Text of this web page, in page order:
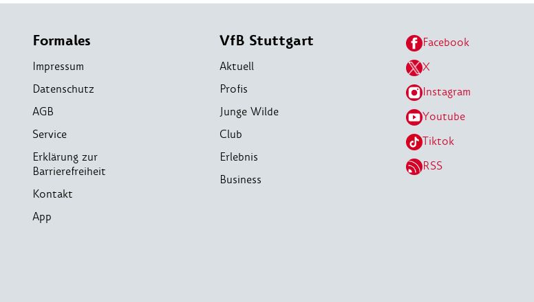
Formales
Impressum
Datenschutz
AGB
Service
Erklärung zur
Barrierefreiheit
Kontakt
App
VfB Stuttgart
Aktuell
Profis
Junge Wilde
Club
Erlebnis
Business
Facebook
X
Instagram
Youtube
Tiktok
RSS